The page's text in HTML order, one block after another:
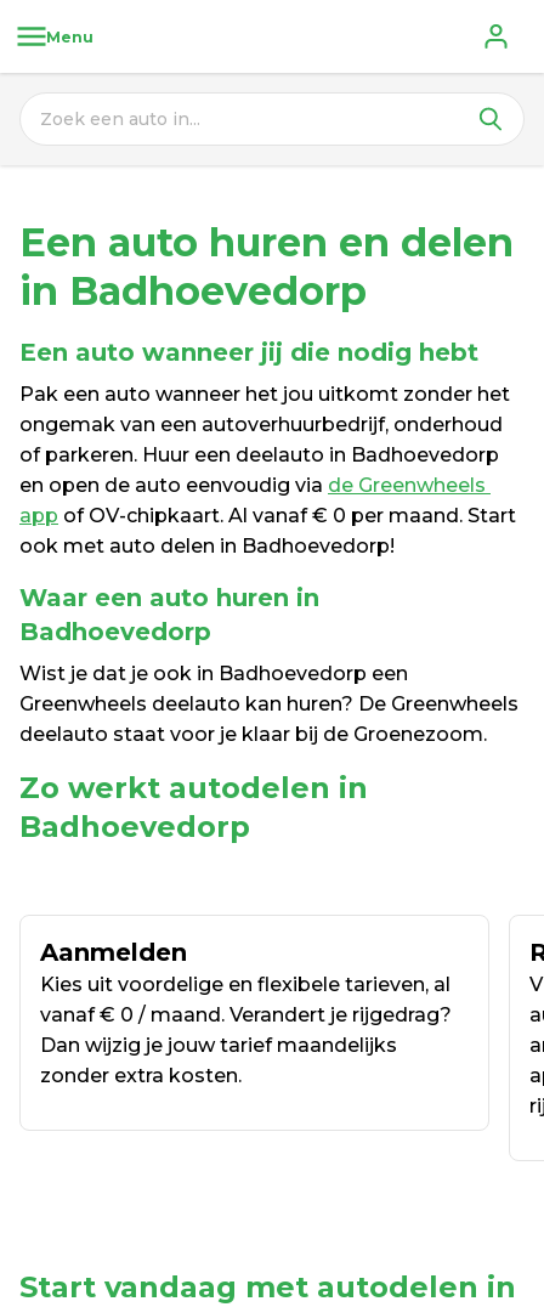
Menu
Een auto huren en delen
in Badhoevedorp
Een auto wanneer jij die nodig hebt
Pak een auto wanneer het jou uitkomt zonder het
ongemak van een autoverhuurbedrijf, onderhoud
of parkeren. Huur een deelauto in Badhoevedorp
en open de auto eenvoudig via de Greenwheels
app of OV-chipkaart. Al vanaf € 0 per maand. Start
ook met auto delen in Badhoevedorp!
Waar een auto huren in
Badhoevedorp
Wist je dat je ook in Badhoevedorp een
Greenwheels deelauto kan huren? De Greenwheels
deelauto staat voor je klaar bij de Groenezoom.
Zo werkt autodelen in
Badhoevedorp
Aanmelden
Kies uit voordelige en flexibele tarieven, al
vanaf € 0 / maand. Verandert je rijgedrag?
Dan wijzig je jouw tarief maandelijks
zonder extra kosten.
Start vandaag met autodelen in